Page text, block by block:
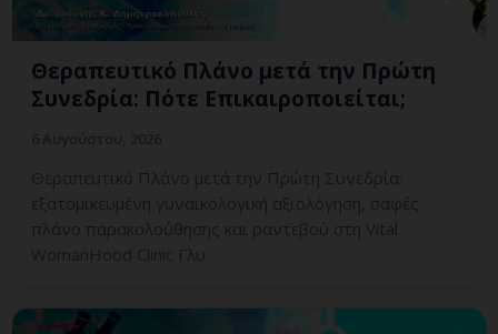
Θεραπευτικό Πλάνο μετά την Πρώτη
Συνεδρία: Πότε Επικαιροποιείται;
Θεραπευτικό Πλάνο μετά την Πρώτη Συνεδρία:
εξατομικευμένη γυναικολογική αξιολόγηση, σαφές
πλάνο παρακολούθησης και ραντεβού στη Vital
WomanHood Clinic Γλυ